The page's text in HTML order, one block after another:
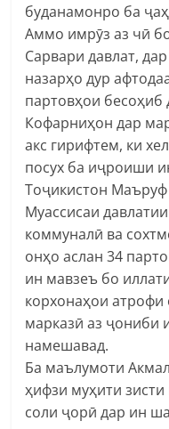
буданамонро ба
Аммо имрӯз аз чӣ
Сарвари давлат,
назарҳо дур
партовҳои бесоҳиб
Кофарниҳон дар
акс гирифтем, ки
посух ба иҷроиши
Тоҷикистон
Муассисаи
коммуналӣ ва
онҳо аслан 34
ин мавзеъ бо
корхонаҳои
марказӣ аз ҷониби
намешавад.
Ба маълумоти
ҳифзи муҳити
соли ҷорӣ дар ин